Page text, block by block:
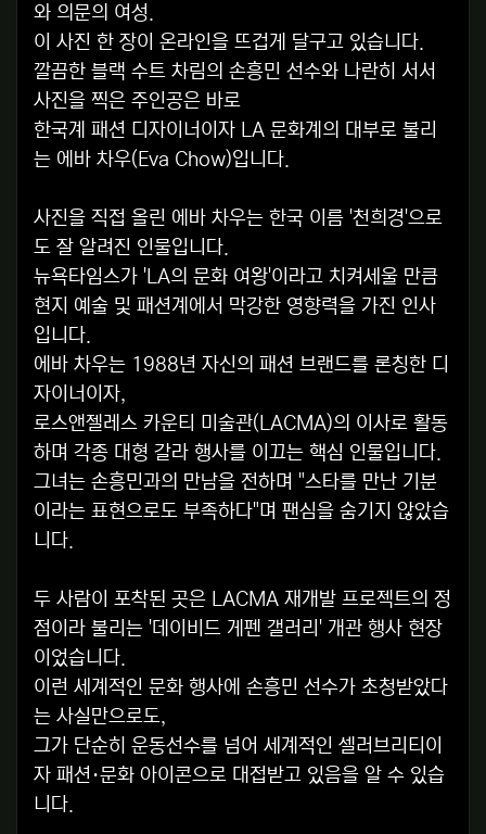
와 의문의 여성.
이 사진 한 장이 온라인을 뜨겁게 달구고 있습니다.
깔끔한 블랙 수트 차림의 손흥민 선수와 나란히 서서
사진을 찍은 주인공은 바로
한국계 패션 디자이너이자 LA 문화계의 대부로 불리
는 에바 차우(Eva Chow)입니다.
사진을 직접 올린 에바 차우는 한국 이름 '천희경'으로
도 잘 알려진 인물입니다.
뉴욕타임스가 'LA의 문화 여왕'이라고 치켜세울 만큼
현지 예술 및 패션계에서 막강한 영향력을 가진 인사
입니다.
에바 차우는 1988년 자신의 패션 브랜드를 론칭한 디
자이너이자,
로스앤젤레스 카운티 미술관(LACMA)의 이사로 활동
하며 각종 대형 갈라 행사를 이끄는 핵심 인물입니다.
그녀는 손흥민과의 만남을 전하며 "스타를 만난 기분
이라는 표현으로도 부족하다"며 팬심을 숨기지 않았습
니다.
두 사람이 포착된 곳은 LACMA 재개발 프로젝트의 정
점이라 불리는 '데이비드 게펜 갤러리' 개관 행사 현장
이었습니다.
이런 세계적인 문화 행사에 손흥민 선수가 초청받았다
는 사실만으로도,
그가 단순히 운동선수를 넘어 세계적인 셀러브리티이
자 패션·문화 아이콘으로 대접받고 있음을 알 수 있습
니다.